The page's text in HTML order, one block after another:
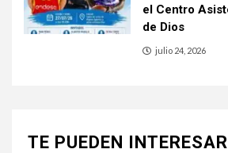
el Centro
de Dios
julio 24, 2026
TE PUEDEN INTERESAR